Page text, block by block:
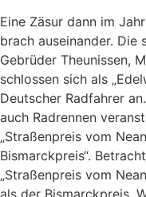
Eine Zäsur dann im
brach auseinander.
Gebrüder Theunissen,
schlossen sich als
Deutscher Radfahrer
auch Radrennen
„Straßenpreis vom
Bismarckpreis“.
„Straßenpreis vom
als der Bismarckpreis.